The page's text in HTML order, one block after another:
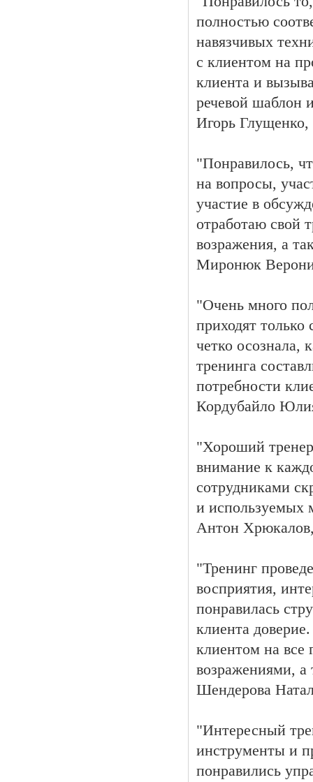
полностью
навязчивых
с клиентом на
клиента и
речевой шаблон
Игорь Глущенко,
"Понравилось,
на вопросы,
участие в
отработаю свой
возражения, а
Миронюк
"Очень много
приходят
четко
тренинга
потребности
Кордубайло
"Хороший
внимание к
сотрудниками
и используемых
Антон
"Тренинг
восприятия,
понравилась
клиента
клиентом на все
возражениями,
Шендерова
"Интересный
инструменты и
понравились